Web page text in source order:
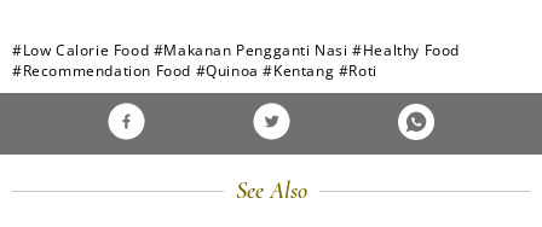
#Low Calorie Food #Makanan Pengganti Nasi #Healthy Food
#Recommendation Food #Quinoa #Kentang #Roti
See Also